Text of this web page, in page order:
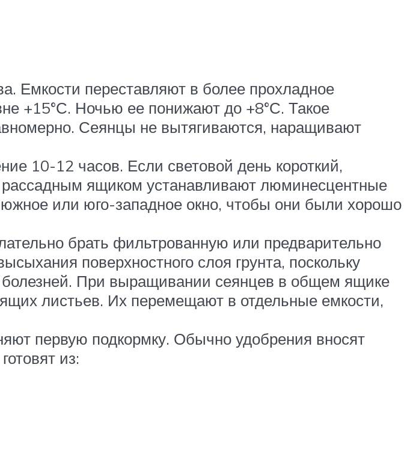
Емкости переставляют в более прохладное
+15°С. Ночью ее понижают до +8°С. Такое
Сеянцы не вытягиваются, наращивают
10-12 часов. Если световой день короткий,
рассадным ящиком устанавливают люминесцентные
или юго-западное окно, чтобы они были хорошо
брать фильтрованную или предварительно
поверхностного слоя грунта, поскольку
болезней. При выращивании сеянцев в общем ящике
листьев. Их перемещают в отдельные емкости,
первую подкормку. Обычно удобрения вносят
из: